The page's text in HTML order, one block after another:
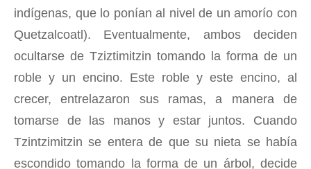
indígenas, que lo ponían al nivel de un amorío con
Quetzalcoatl). Eventualmente, ambos deciden
ocultarse de Tziztimitzin tomando la forma de un
roble y un encino. Este roble y este encino, al
crecer, entrelazaron sus ramas, a manera de
tomarse de las manos y estar juntos. Cuando
Tzintzimitzin se entera de que su nieta se había
escondido tomando la forma de un árbol, decide